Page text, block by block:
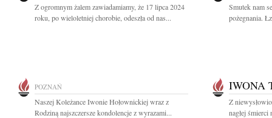
Z ogromnym żalem zawiadamiamy, że 17 lipca 2024
roku, po wieloletniej chorobie, odeszła od nas...
Smutek nam
pożegnania.
POZNAŃ
Naszej Koleżance Iwonie Hołownickiej wraz z
Rodziną najszczersze kondolencje z wyrazami...
IWONA
Z
nagłej